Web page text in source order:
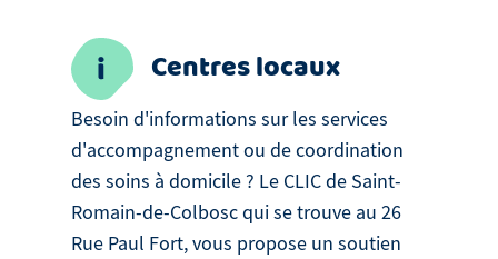
Centres locaux
Besoin d'informations sur les services
d'accompagnement ou de coordination
des soins à domicile ? Le CLIC de Saint-
Romain-de-Colbosc qui se trouve au 26
Rue Paul Fort, vous propose un soutien